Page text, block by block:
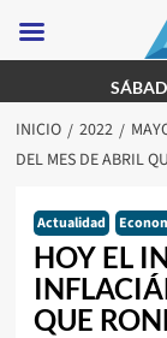
al
contenido
INICIO 2022
DEL MES DE ABRIL
Actualidad
HOY EL
QUE